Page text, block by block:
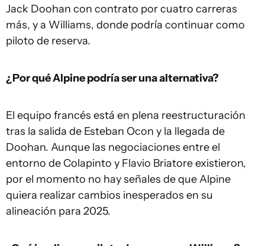
Jack Doohan con contrato por cuatro carreras
más, y a Williams, donde podría continuar como
piloto de reserva.
¿Por qué Alpine podría ser una alternativa?
El equipo francés está en plena reestructuración
tras la salida de Esteban Ocon y la llegada de
Doohan. Aunque las negociaciones entre el
entorno de Colapinto y Flavio Briatore existieron,
por el momento no hay señales de que Alpine
quiera realizar cambios inesperados en su
alineación para 2025.